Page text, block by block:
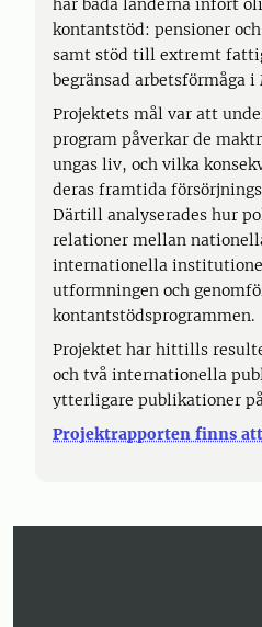
har båda länderna infört
kontantstöd: pensioner
samt stöd till extremt
begränsad arbetsförmåga i
Projektets mål var att
program påverkar de
ungas liv, och vilka
deras framtida
Därtill analyserades hur
relationer mellan
internationella
utformningen och
kontantstödsprogrammen.
Projektet har hittills
och två internationella
ytterligare publikationer
Projektrapporten finns att